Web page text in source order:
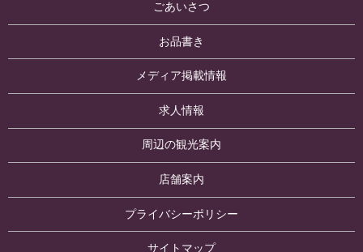
ごあいさつ
お品書き
メディア掲載情報
求人情報
周辺の観光案内
店舗案内
プライバシーポリシー
サイトマップ